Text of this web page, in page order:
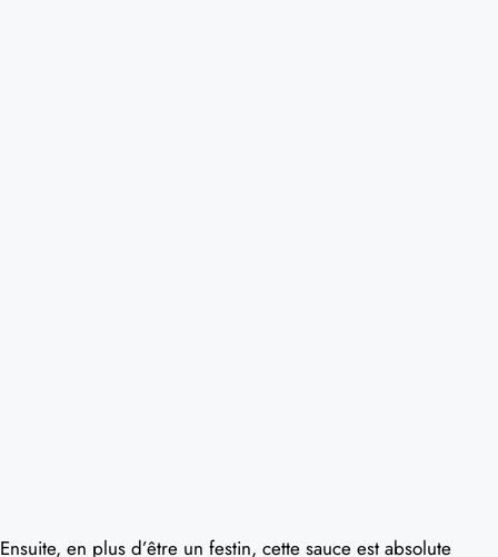
Ensuite, en plus d’être un festin, cette sauce est absolute